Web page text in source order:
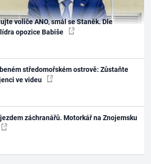
voliče ANO, smál se Staněk. Dle
opozice Babiše
středomořském ostrově: Zůstaňte
ve videu
záchranářů. Motorkář na Znojemsku